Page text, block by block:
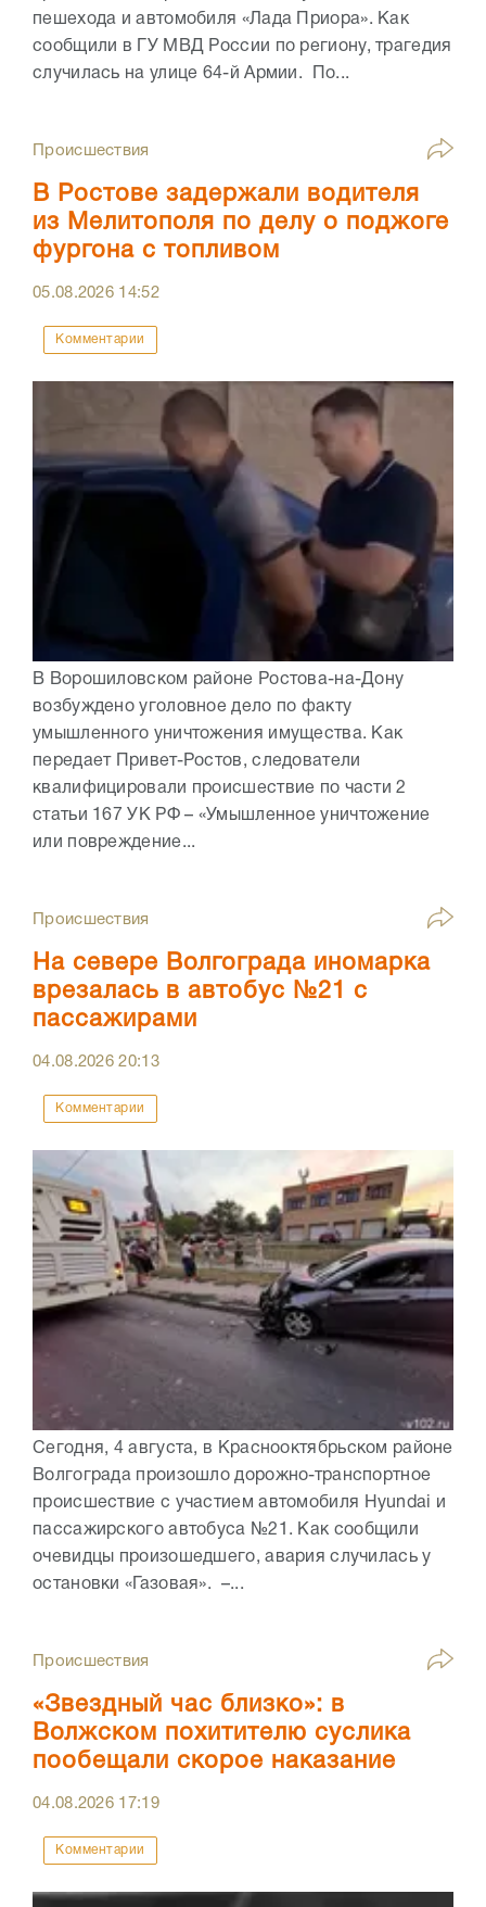
пешехода и автомобиля «Лада Приора». Как
сообщили в ГУ МВД России по региону, трагедия
случилась на улице 64-й Армии. По...
Происшествия
В Ростове задержали водителя
из Мелитополя по делу о поджоге
фургона с топливом
05.08.2026 14:52
Комментарии
В Ворошиловском районе Ростова-на-Дону
возбуждено уголовное дело по факту
умышленного уничтожения имущества. Как
передает Привет-Ростов, следователи
квалифицировали происшествие по части 2
статьи 167 УК РФ – «Умышленное уничтожение
или повреждение...
Происшествия
На севере Волгограда иномарка
врезалась в автобус №21 с
пассажирами
04.08.202620:13
Комментарии
Сегодня, 4 августа, в Краснооктябрьском районе
Волгограда произошло дорожно-транспортное
происшествие с участием автомобиля Hyundai и
пассажирского автобуса №21. Как сообщили
очевидцы произошедшего, авария случилась у
остановки «Газовая». –...
Происшествия
«Звездный час близко»: в
Волжском похитителю суслика
пообещали скорое наказание
04.08.2026 17:19
Комментарии